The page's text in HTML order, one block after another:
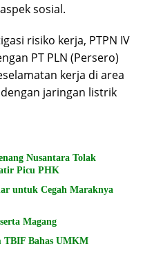
sosial.
risiko kerja, PTPN IV
PT PLN (Persero)
kerja di area
jaringan listrik
Nusantara Tolak
Picu PHK
untuk Cegah Maraknya
Magang
Bahas UMKM